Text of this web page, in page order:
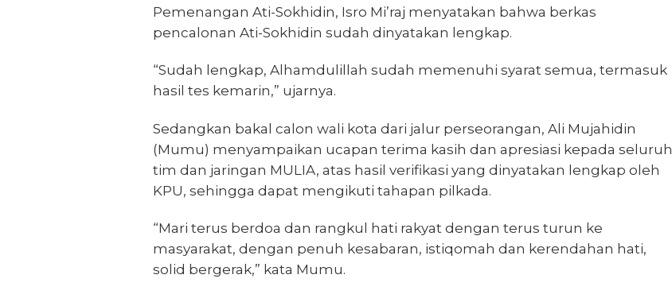
Pemenangan Ati-Sokhidin, Isro Mi’raj menyatakan bahwa berkas
pencalonan Ati-Sokhidin sudah dinyatakan lengkap.
“Sudah lengkap, Alhamdulillah sudah memenuhi syarat semua, termasuk
hasil tes kemarin,” ujarnya.
Sedangkan bakal calon wali kota dari jalur perseorangan, Ali Mujahidin
(Mumu) menyampaikan ucapan terima kasih dan apresiasi kepada seluruh
tim dan jaringan MULIA, atas hasil verifikasi yang dinyatakan lengkap oleh
KPU, sehingga dapat mengikuti tahapan pilkada.
“Mari terus berdoa dan rangkul hati rakyat dengan terus turun ke
masyarakat, dengan penuh kesabaran, istiqomah dan kerendahan hati,
solid bergerak,” kata Mumu.